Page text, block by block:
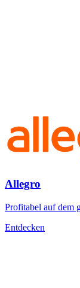
Allegro
Profitabel auf dem
Entdecken